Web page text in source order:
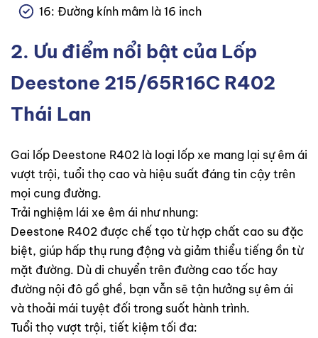
16: Đường kính mâm là 16 inch
2. Ưu điểm nổi bật của Lốp
Deestone 215/65R16C R402
Thái Lan
Gai lốp Deestone R402 là loại lốp xe mang lại sự êm ái
vượt trội, tuổi thọ cao và hiệu suất đáng tin cậy trên
mọi cung đường.
Trải nghiệm lái xe êm ái như nhung:
Deestone R402 được chế tạo từ hợp chất cao su đặc
biệt, giúp hấp thụ rung động và giảm thiểu tiếng ồn từ
mặt đường. Dù di chuyển trên đường cao tốc hay
đường nội đô gồ ghề, bạn vẫn sẽ tận hưởng sự êm ái
và thoải mái tuyệt đối trong suốt hành trình.
Tuổi thọ vượt trội, tiết kiệm tối đa: